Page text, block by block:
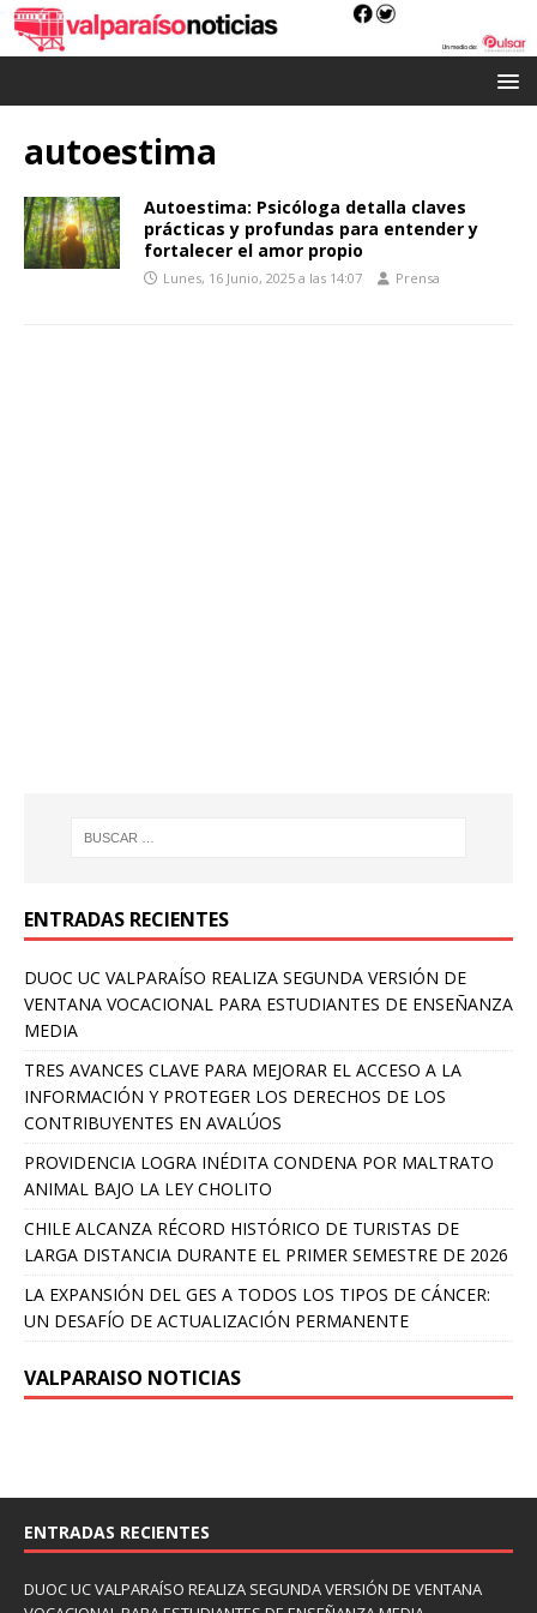
autoestima
Autoestima: Psicóloga detalla claves
prácticas y profundas para entender y
fortalecer el amor propio
Lunes, 16 Junio, 2025 a las 14:07 Prensa
ENTRADAS RECIENTES
DUOC UC VALPARAÍSO REALIZA SEGUNDA VERSIÓN DE
VENTANA VOCACIONAL PARA ESTUDIANTES DE ENSEÑANZA
MEDIA
TRES AVANCES CLAVE PARA MEJORAR EL ACCESO A LA
INFORMACIÓN Y PROTEGER LOS DERECHOS DE LOS
CONTRIBUYENTES EN AVALÚOS
PROVIDENCIA LOGRA INÉDITA CONDENA POR MALTRATO
ANIMAL BAJO LA LEY CHOLITO
CHILE ALCANZA RÉCORD HISTÓRICO DE TURISTAS DE
LARGA DISTANCIA DURANTE EL PRIMER SEMESTRE DE 2026
LA EXPANSIÓN DEL GES A TODOS LOS TIPOS DE CÁNCER:
UN DESAFÍO DE ACTUALIZACIÓN PERMANENTE
VALPARAISO NOTICIAS
ENTRADAS RECIENTES
DUOC UC VALPARAÍSO REALIZA SEGUNDA VERSIÓN DE VENTANA